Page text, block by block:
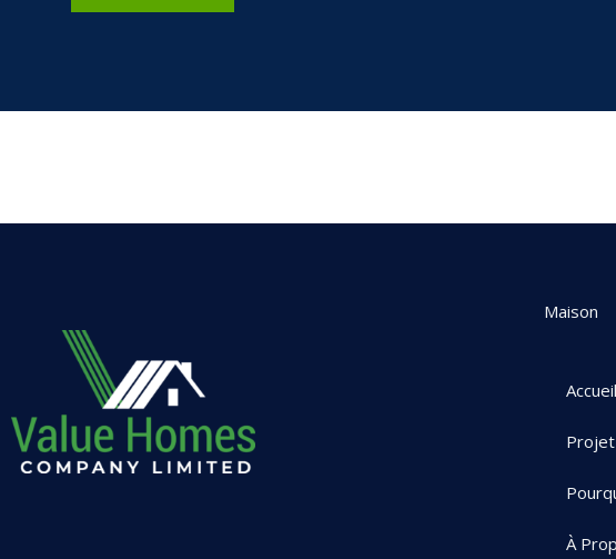
Maison
Accueil
Projet
À